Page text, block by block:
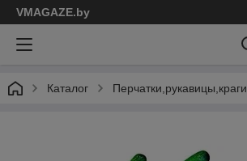
VMAGAZE.by
Каталог Перчатки,рукавицы,краги